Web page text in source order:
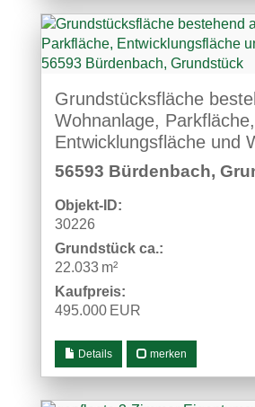
Grundstücksfläche
Wohnanlage, Parkfläche,
Entwicklungsfläche und
56593 Bürdenbach,
Objekt-ID:
30226
Grund­stück ca.:
22.033 m²
Kaufpreis:
495.000 EUR
Details merken